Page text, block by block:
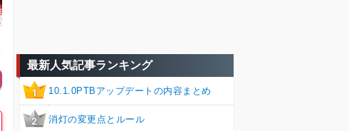
最新人気記事ランキング
1 10.1.0PTBアップデートの内容まとめ
2 消灯の変更点とルール